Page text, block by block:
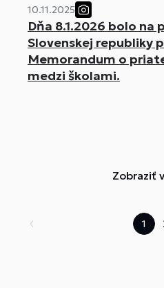
10.11.2025
Dňa 8.1.2026 bolo na
Slovenskej republiky
Memorandum o
medzi školami.
Zobraziť
1